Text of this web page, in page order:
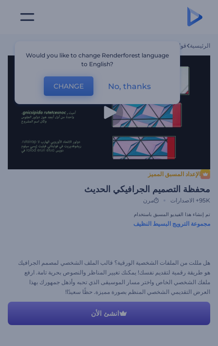
الرئيسية قوالب
الإعداد المسبق المميز
محفظة التصميم الجرافيكي الحديث
95K+ الاصدارات مرن
تم إنشاء هذا الفيديو المسبق باستخدام
مجموعة الترويج البسيط النظيف
هل مللت من الملفات الشخصية الورقية؟ قالب الملف الشخصي لمصمم الجرافيك
هو طريقة رقمية لتقديم نفسك! يمكنك تغيير المناظر والنصوص بحرية تامة. ارفع
ملفك الشخصي الخاص واختر مسار الموسيقى الذي تحبه وأذهل جمهورك بهذا
العرض التقديمي الشخصي المنظم بصورة مميزة. حظًا سعيدًا!
انشئ الأن
Would you like to change Renderforest language
to English?
CHANGE No, thanks